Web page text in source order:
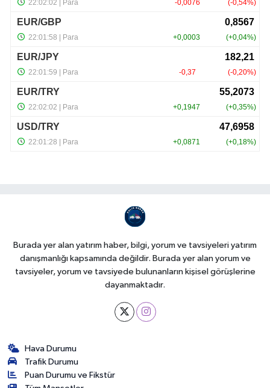
Burada yer alan yatırım haber, bilgi, yorum ve tavsiyeleri yatırım
danışmanlığı kapsamında değildir. Burada yer alan yorum ve
tavsiyeler, yorum ve tavsiyede bulunanların kişisel görüşlerine
dayanmaktadır.
Hava Durumu
Trafik Durumu
Puan Durumu ve Fikstür